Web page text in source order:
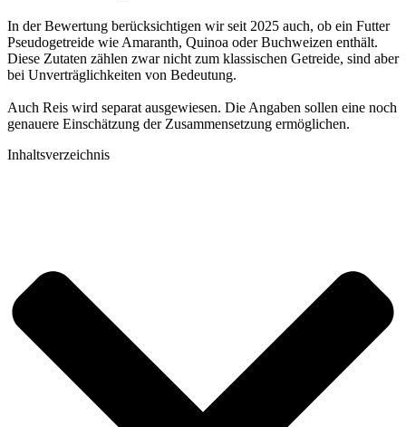
In der Bewertung berücksichtigen wir seit 2025 auch, ob ein Futter
Pseudogetreide wie Amaranth, Quinoa oder Buchweizen enthält.
Diese Zutaten zählen zwar nicht zum klassischen Getreide, sind aber
bei Unverträglichkeiten von Bedeutung.
Auch Reis wird separat ausgewiesen. Die Angaben sollen eine noch
genauere Einschätzung der Zusammensetzung ermöglichen.
Inhaltsverzeichnis​